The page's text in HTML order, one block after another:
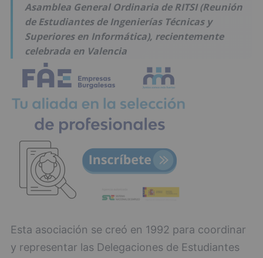
Asamblea General Ordinaria de RITSI (Reunión
de Estudiantes de Ingenierías Técnicas y
Superiores en Informática), recientemente
celebrada en Valencia
Esta asociación se creó en 1992 para coordinar
y representar las Delegaciones de Estudiantes